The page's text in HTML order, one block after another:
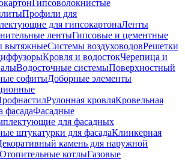
Гипсоволокнистые
Профили для
для гипсокартонаЛенты
лентыГипсовые и цементные
вытяжныеСистемы воздуховодовРешетки
Кровля и водостокЧерепица и
Водосточные системыПоверхностный
софитыДоборные элементы
Рулонная кровляКровельная
фасадаФасадные
для фасадных
штукатурки для фасадаКлинкерная
камень для наружной
Отопительные котлыГазовые